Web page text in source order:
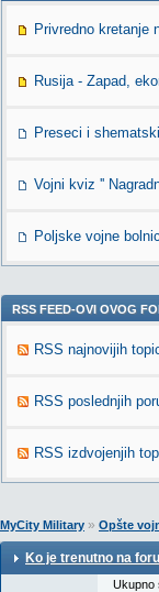
Privredno kretanje
Rusija - Zapad,
Preseci i
Vojni kviz ''
Poljske vojne
RSS FEED-OVI OVOG
RSS najnovijih
RSS poslednjih
RSS izdvojenjih
MyCity Military » Opšte
Ko je trenutno na
Ukupno